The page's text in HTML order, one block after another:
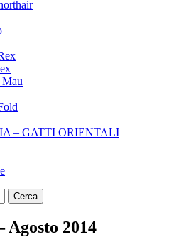
– GATTI ORIENTALI
Agosto 2014